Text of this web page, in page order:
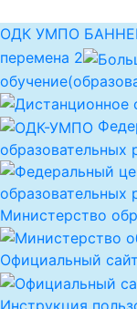
ОДК УМПО
перемена 2
образовательных
Министерство
Официальный